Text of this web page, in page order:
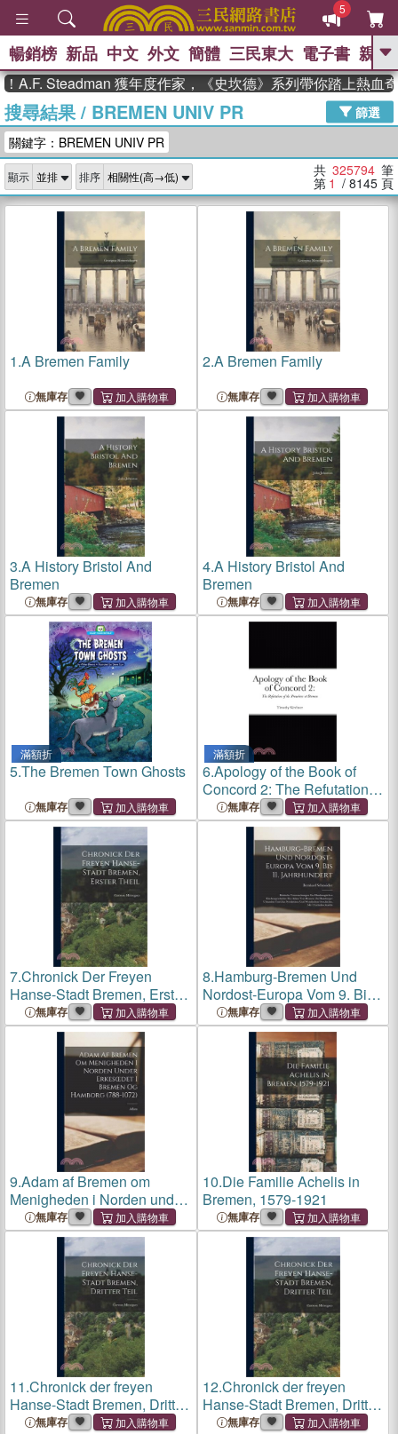
5
GO
熱搜： 東野圭吾 高希均教授回憶錄
、 The Odyssey 、 父親節 、 如果歷
獎 臺灣漫遊錄 、 方念華 、 台灣的李
登輝時代
數學女孩：黎曼猜想 、
偉大的迷走神經
暢銷榜 新品 中文 外文 簡體 三民東大 電子書 親子
獲年度作家，《史坎德》系列帶你踏上熱血奇幻旅程
搜尋結果/ BREMEN UNIV PR
篩選
關鍵字：BREMEN UNIV PR
顯示 排序 共 325794 筆
第 1 / 8145 頁
1.A Bremen Family
無庫存
2.A Bremen Family
無庫存
3.A History Bristol And
Bremen
無庫存
4.A History Bristol And
Bremen
無庫存
滿額折
5.The Bremen Town Ghosts
無庫存
滿額折
6.Apology of the Book of
Concord 2: The Refutation of
the Preachers at Bremen:
The Refutation of the
Preachers of Bremen
無庫存
7.Chronick Der Freyen
Hanse-Stadt Bremen, Erster
Theil無庫存
8.Hamburg-Bremen Und
Nordost-Europa Vom 9. Bis
11. Jahrhundert: Kritische
Untersuchungen Zur
Hamburgischen
Kirchengeschichte Des
Adam Von Bremen, Zu Ham
無庫存
9.Adam af Bremen om
Menigheden i Norden under
Erkesoedet i Bremen og
Hamborg (788-1072)
無庫存
10.Die Familie Achelis in
Bremen, 1579-1921
無庫存
11.Chronick der freyen
Hanse-Stadt Bremen, Dritter
Teil 無庫存
12.Chronick der freyen
Hanse-Stadt Bremen, Dritter
Teil 無庫存